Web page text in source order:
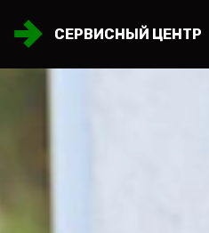
СЕРВИСНЫЙ ЦЕНТР